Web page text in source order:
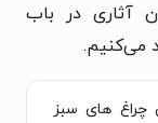
آثاری در باب
می‌کنیم.
چراغ‌ های سبز